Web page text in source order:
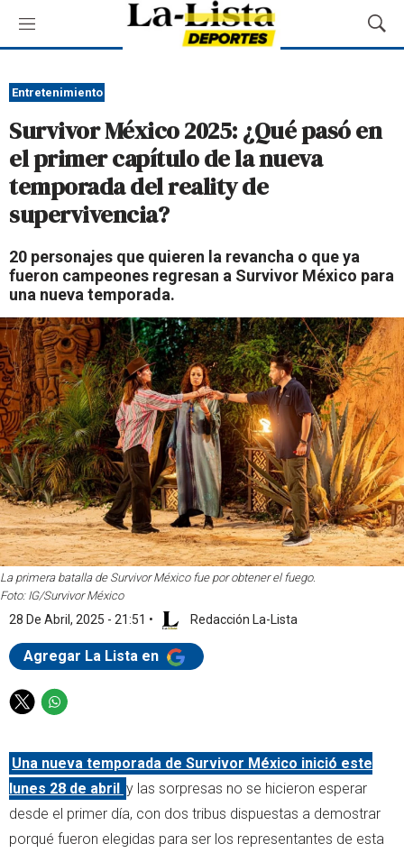
M
e
ú
M
o
a
r
d
Entretenimiento
Survivor México 2025: ¿Qué pasó en
el primer capítulo de la nueva
temporada del reality de
supervivencia?
20 personajes que quieren la revancha o que ya
fueron campeones regresan a Survivor México para
una nueva temporada.
La primera batalla de Survivor México fue por obtener el fuego.
Foto: IG/Survivor México
28 De Abril, 2025 - 21:51 • Redacción La-Lista
Agregar La Lista en
T
i
t
t
e
r
W
a
t
s
a
p
p
Una nueva temporada de Survivor México inició este
lunes 28 de abril y las sorpresas no se hicieron esperar
desde el primer día, con dos tribus dispuestas a demostrar
porqué fueron elegidas para ser los representantes de esta